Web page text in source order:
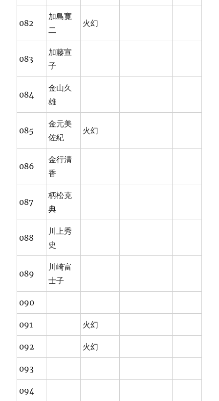
082
加島寛
二
火幻
083
加藤宣
子
084
金山久
雄
085
金元美
佐紀
火幻
086
金行清
香
087
柄松克
典
088
川上秀
史
089
川崎富
士子
090
091 火幻
092 火幻
093
094